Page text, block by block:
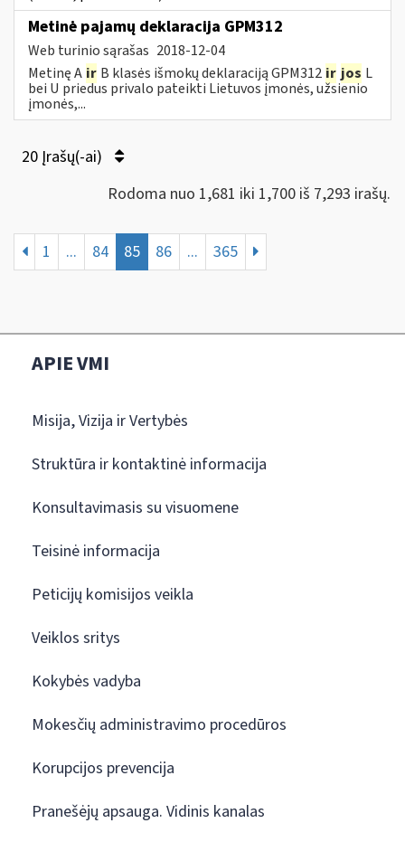
Metinė pajamų deklaracija GPM312
Web turinio sąrašas 2018-12-04
Metinę A ir B klasės išmokų deklaraciją GPM312 ir jos L
bei U priedus privalo pateikti Lietuvos įmonės, užsienio
įmonės,...
20 Įrašų(-ai)
Rodoma nuo 1,681 iki 1,700 iš 7,293 irašų.
1 ... 84 85 86 ... 365
APIE VMI
Misija, Vizija ir Vertybės
Struktūra ir kontaktinė informacija
Konsultavimasis su visuomene
Teisinė informacija
Peticijų komisijos veikla
Veiklos sritys
Kokybės vadyba
Mokesčių administravimo procedūros
Korupcijos prevencija
Pranešėjų apsauga. Vidinis kanalas